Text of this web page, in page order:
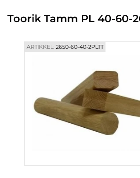
Blogi
Kontaktid
Toorik Tamm PL 40-60-
ARTIKKEL:2650-60-40-2PLTT